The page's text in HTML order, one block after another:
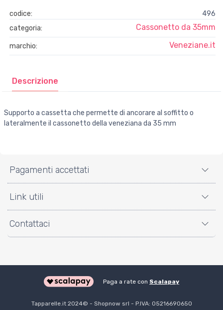
codice:
496
categoria:
Cassonetto da 35mm
marchio: Veneziane.it
Descrizione
Supporto a cassetta che permette di ancorare al soffitto o
lateralmente il cassonetto della veneziana da 35 mm
Pagamenti accettati
Link utili
Contattaci
Paga a rate con Scalapay
Tapparelle.it 2024©️ - Shopnow srl - P.IVA: 05216690650